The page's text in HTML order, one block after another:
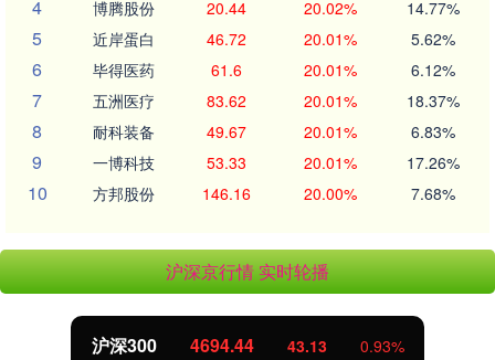
4 博腾股份 20.44 20.02% 14.77%
5 近岸蛋白 46.72 20.01% 5.62%
6 毕得医药 61.6 20.01% 6.12%
7 五洲医疗 83.62 20.01% 18.37%
8 耐科装备 49.67 20.01% 6.83%
9 一博科技 53.33 20.01% 17.26%
10 方邦股份 146.16 20.00% 7.68%
沪深京行情 实时轮播
沪深300 4694.44 43.13 0.93%